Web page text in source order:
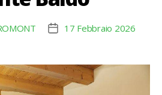
Data17 Febbraio 2026